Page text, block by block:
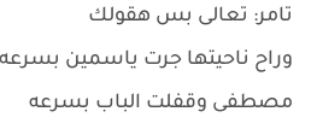
تامر: تعالى بس هقولك
وراح ناحيتها جرت ياسمين
مصطفى وقفلت الباب بسرعه